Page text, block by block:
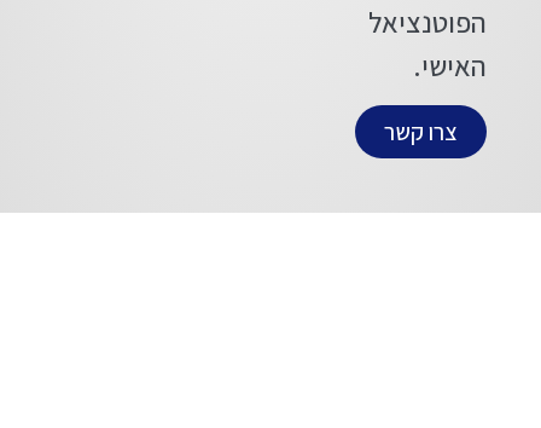
הפוטנציאל
האישי.
צרו קשר